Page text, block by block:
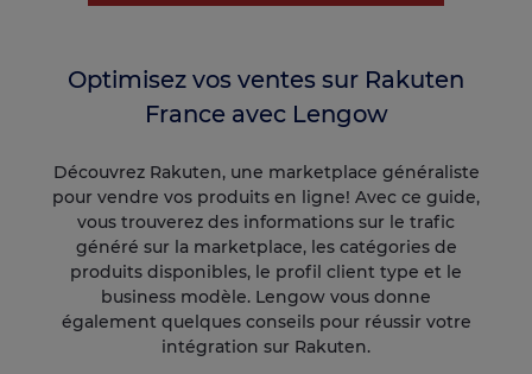
Optimisez vos ventes sur Rakuten
France avec Lengow
Découvrez Rakuten, une marketplace généraliste
pour vendre vos produits en ligne! Avec ce guide,
vous trouverez des informations sur le trafic
généré sur la marketplace, les catégories de
produits disponibles, le profil client type et le
business modèle. Lengow vous donne
également quelques conseils pour réussir votre
intégration sur Rakuten.